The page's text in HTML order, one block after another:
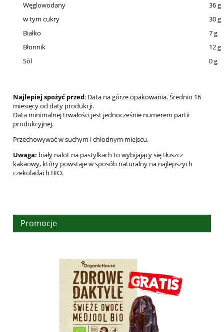
Węglowodany
36 g
w tym cukry
30 g
Białko
7 g
Błonnik
12 g
Sól
0 g
Najlepiej spożyć przed: Data na górze opakowania. Średnio 16
miesięcy od daty produkcji.
Data minimalnej trwałości jest jednocześnie numerem partii
produkcyjnej.
Przechowywać w suchym i chłodnym miejscu.
Uwaga: biały nalot na pastylkach to wybijający się tłuszcz
kakaowy, który powstaje w sposób naturalny na najlepszych
czekoladach BIO.
Promocje